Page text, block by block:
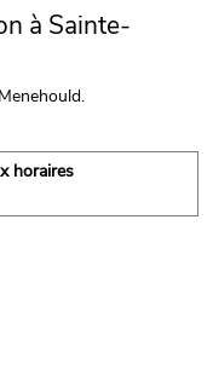
à Sainte-
horaires